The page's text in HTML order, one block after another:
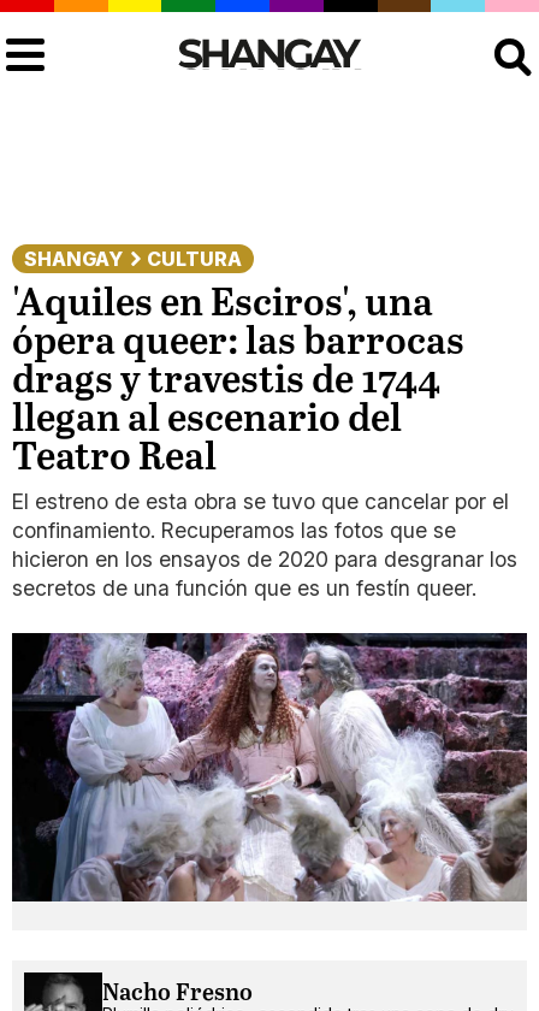
SHANGAY CULTURA
'Aquiles en Esciros', una
ópera queer: las barrocas
drags y travestis de 1744
llegan al escenario del
Teatro Real
El estreno de esta obra se tuvo que cancelar por el
confinamiento. Recuperamos las fotos que se
hicieron en los ensayos de 2020 para desgranar los
secretos de una función que es un festín queer.
Nacho Fresno